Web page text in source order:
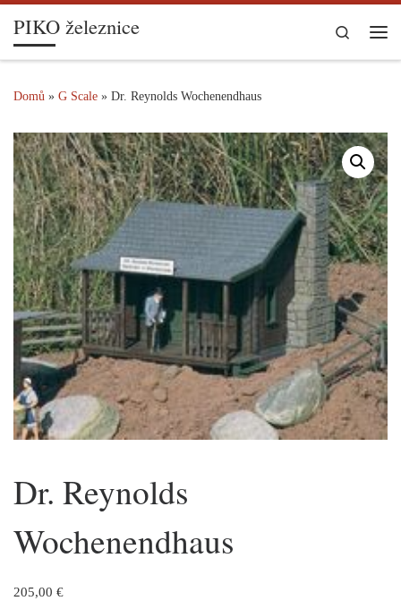
Skip to content
PIKO železnice
Search
Domů » G Scale » Dr. Reynolds Wochenendhaus
Dr. Reynolds
Wochenendhaus
205,00 €